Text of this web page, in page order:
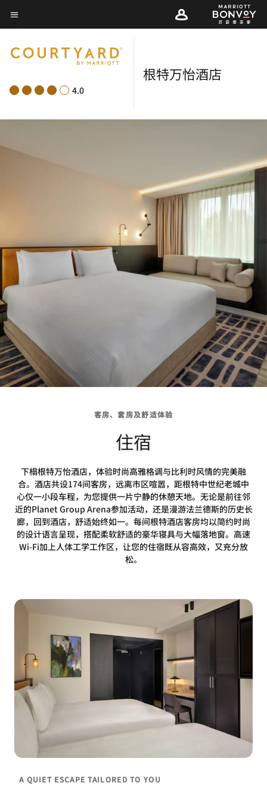
Skip
to
content
菜单文本
4.0
根特万怡酒店
客房、套房及舒适体验
住宿
下榻根特万怡酒店，体验时尚高雅格调与比利时风情的完美融
合。酒店共设174间客房，远离市区喧嚣，距根特中世纪老城中
心仅一小段车程，为您提供一片宁静的休憩天地。无论是前往邻
近的Planet Group Arena参加活动，还是漫游法兰德斯的历史长
廊，回到酒店，舒适始终如一。每间根特酒店客房均以简约时尚
的设计语言呈现，搭配柔软舒适的豪华寝具与大幅落地窗。高速
Wi-Fi加上人体工学工作区，让您的住宿既从容高效，又充分放
松。
A QUIET ESCAPE TAILORED TO YOU